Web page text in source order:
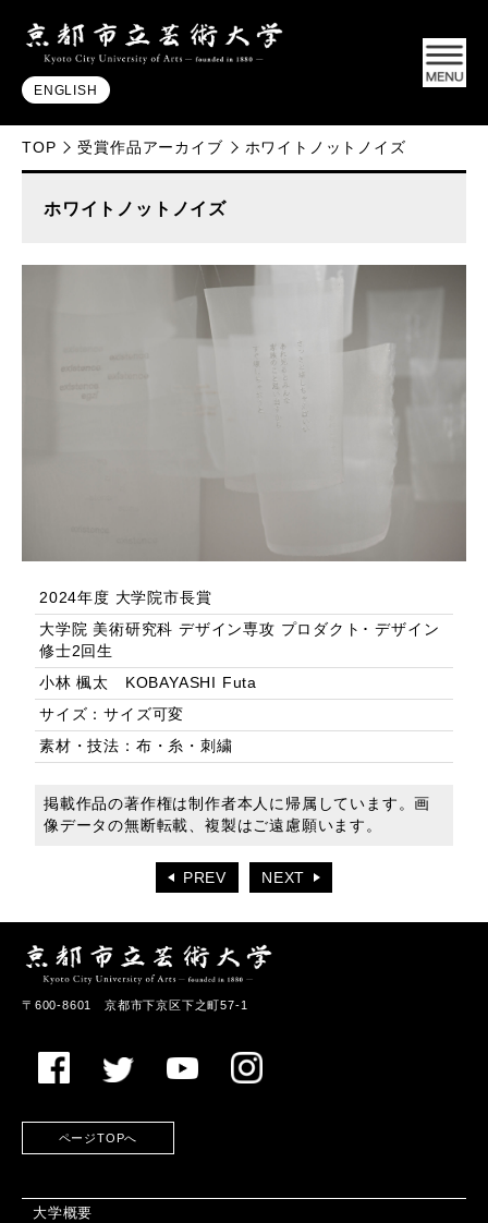
ENGLISH
TOP 受賞作品アーカイブ ホワイトノットノイズ
ホワイトノットノイズ
2024年度 大学院市長賞
大学院 美術研究科 デザイン専攻 プロダクト･ デザイン
修士2回生
小林 楓太 KOBAYASHI Futa
サイズ：サイズ可変
素材・技法：布・糸・刺繍
掲載作品の著作権は制作者本人に帰属しています。画
像データの無断転載、複製はご遠慮願います。
PREV NEXT
〒600-8601 京都市下京区下之町57-1
ページTOPへ
大学概要